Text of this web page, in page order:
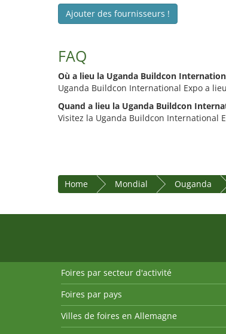
Ajouter des fournisseurs !
FAQ
Où a lieu la Uganda Buildcon
Uganda Buildcon International Expo a
Quand a lieu la Uganda Buildcon
Visitez la Uganda Buildcon International
Home Mondial Ouganda
Foires par secteur d'activité
Foires par pays
Villes de foires en Allemagne